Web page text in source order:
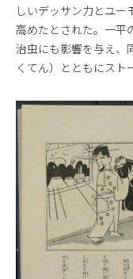
しいデッサン力とユー
高めたとされた。一平
治虫にも影響を与え
くてん）とともにスト